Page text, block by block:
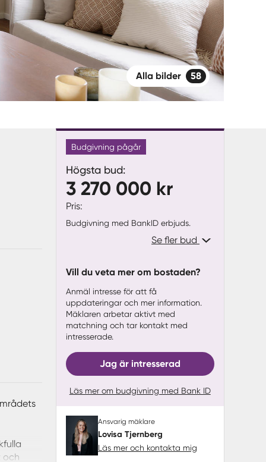
Alla bilder 58
Budgivning pågår
Högsta bud:
3 270 000 kr
Pris:
Budgivning med BankID erbjuds.
Se fler bud
Vill du veta mer om bostaden?
Anmäl intresse för att få
uppdateringar och mer information.
Mäklaren arbetar aktivt med
matchning och tar kontakt med
intresserade.
Jag är intresserad
Läs mer om budgivning med Bank ID
Ansvarig mäklare
Lovisa Tjernberg
Läs mer och kontakta mig
och